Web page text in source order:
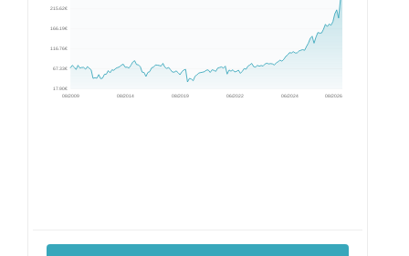
17.90€
67.33€
116.76€
166.19€
215.62€
08/2009 08/2014 08/2019 06/2022 06/2024 08/2026